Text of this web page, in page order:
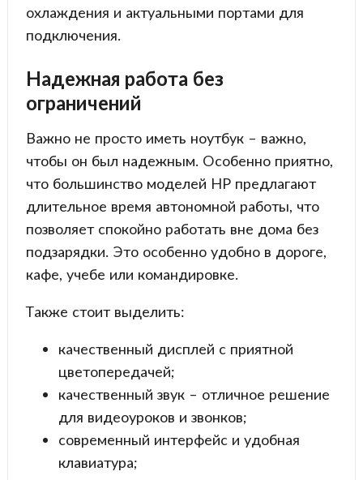
охлаждения и актуальными портами для
подключения.
Надежная работа без
ограничений
Важно не просто иметь ноутбук – важно,
чтобы он был надежным. Особенно приятно,
что большинство моделей HP предлагают
длительное время автономной работы, что
позволяет спокойно работать вне дома без
подзарядки. Это особенно удобно в дороге,
кафе, учебе или командировке.
Также стоит выделить:
качественный дисплей с приятной
цветопередачей;
качественный звук – отличное решение
для видеоуроков и звонков;
современный интерфейс и удобная
клавиатура;